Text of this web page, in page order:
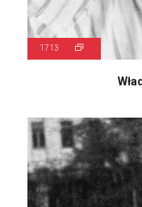
1713